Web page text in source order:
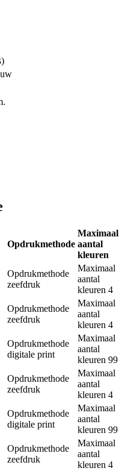
Opdrukmethode
Maximaal
aantal
kleuren
Opdrukmethode
zeefdruk
Maximaal
aantal
kleuren 4
Opdrukmethode
zeefdruk
Maximaal
aantal
kleuren 4
Opdrukmethode
digitale print
Maximaal
aantal
kleuren 99
Opdrukmethode
zeefdruk
Maximaal
aantal
kleuren 4
Opdrukmethode
digitale print
Maximaal
aantal
kleuren 99
Opdrukmethode
zeefdruk
Maximaal
aantal
kleuren 4